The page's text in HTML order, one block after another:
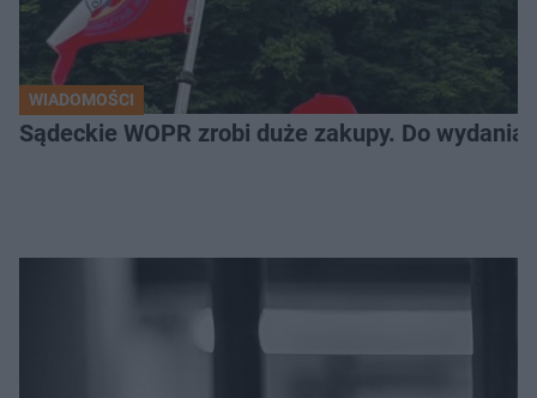
WIADOMOŚCI
Sądeckie WOPR zrobi duże zakupy. Do wydania